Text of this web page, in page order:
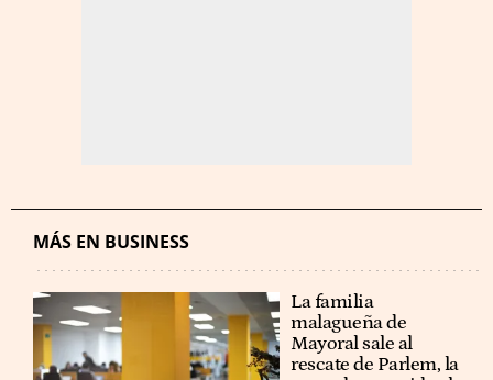
MÁS EN BUSINESS
La familia
malagueña de
Mayoral sale al
rescate de Parlem, la